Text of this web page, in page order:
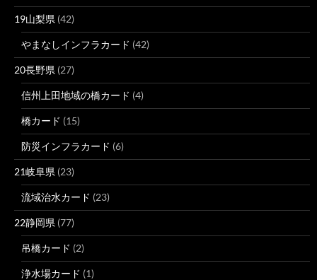
19山梨県 (42)
やまなしインフラカード (42)
20長野県 (27)
信州上田地域の橋カード (4)
橋カード (15)
防災インフラカード (6)
21岐阜県 (23)
流域治水カード (23)
22静岡県 (77)
吊橋カード (2)
浄水場カード (1)